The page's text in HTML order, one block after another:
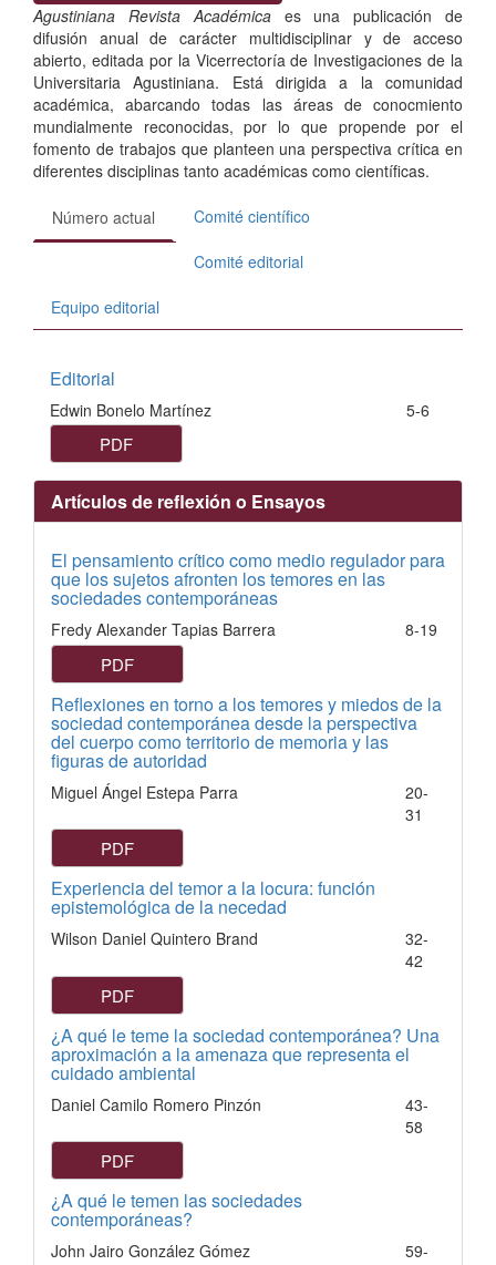
Agustiniana Revista Académicaes una publicación de
difusión anual de carácter multidisciplinar y de acceso
abierto, editada por la Vicerrectoría de Investigaciones de la
Universitaria Agustiniana. Está dirigida a la comunidad
académica, abarcando todas las áreas de conocmiento
mundialmente reconocidas, por lo que propende por el
fomento de trabajos que planteen una perspectiva crítica en
diferentes disciplinas tanto académicas como científicas.
Número actual Comité científico
Comité editorial
Equipo editorial
Editorial
Edwin Bonelo Martínez 5-6
PDF
Artículos de reflexión o Ensayos
El pensamiento crítico como medio regulador para
que los sujetos afronten los temores en las
sociedades contemporáneas
Fredy Alexander Tapias Barrera 8-19
PDF
Reflexiones en torno a los temores y miedos de la
sociedad contemporánea desde la perspectiva
del cuerpo como territorio de memoria y las
figuras de autoridad
Miguel Ángel Estepa Parra
20-
31
PDF
Experiencia del temor a la locura: función
epistemológica de la necedad
Wilson Daniel Quintero Brand
32-
42
PDF
¿A qué le teme la sociedad contemporánea? Una
aproximación a la amenaza que representa el
cuidado ambiental
Daniel Camilo Romero Pinzón
43-
58
PDF
¿A qué le temen las sociedades
contemporáneas?
John Jairo González Gómez
59-